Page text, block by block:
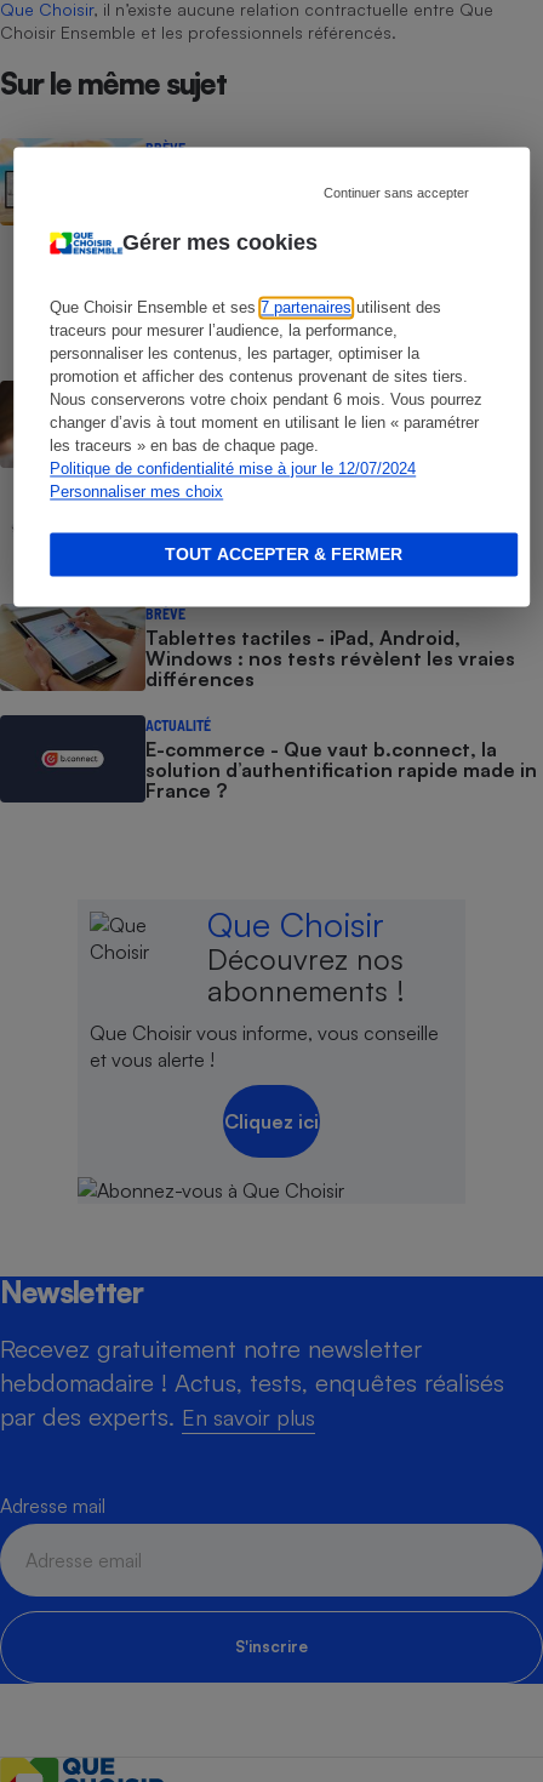
Gérer mes cookies
Que Choisir Ensemble et ses7 partenaires utilisent des
traceurs pour mesurer l’audience, la performance,
personnaliser les contenus, les partager, optimiser la
promotion et afficher des contenus provenant de sites tiers.
Nous conserverons votre choix pendant 6 mois. Vous pourrez
changer d’avis à tout moment en utilisant le lien « paramétrer
les traceurs » en bas de chaque page.
Politique de confidentialité mise à jour le 12/07/2024
Personnaliser mes choix
Continuer sans accepter
TOUT ACCEPTER & FERMER
Que Choisir, il n’existe aucune relation contractuelle entre Que
Choisir Ensemble et les professionnels référencés.
Sur le même sujet
BRÈVE
couleur, commodité : nos tests en
performances réelles
Liseuses - Le protocole
Windows 10 - Comment réagir face à la
fin des mises à jour
COMMENT NOUS TESTONS
Tablettes tactiles - Le protocole
BRÈVE
Tablettes tactiles - iPad, Android,
Windows : nos tests révèlent les vraies
différences
ACTUALITÉ
E-commerce - Que vaut b.connect, la
solution d’authentification rapide made in
France ?
Que Choisir
Découvrez nos
abonnements !
Que Choisir vous informe, vous conseille
et vous alerte !
Cliquez ici
Newsletter
Recevez gratuitement notre newsletter
hebdomadaire ! Actus, tests, enquêtes réalisés
par des experts. En savoir plus
Adresse mail
S'inscrire